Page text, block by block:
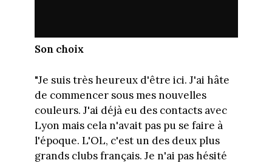
Son choix
"Je suis très heureux d'être ici. J'ai hâte
de commencer sous mes nouvelles
couleurs. J'ai déjà eu des contacts avec
Lyon mais cela n'avait pas pu se faire à
l'époque. L'OL, c'est un des deux plus
grands clubs français. Je n'ai pas hésité